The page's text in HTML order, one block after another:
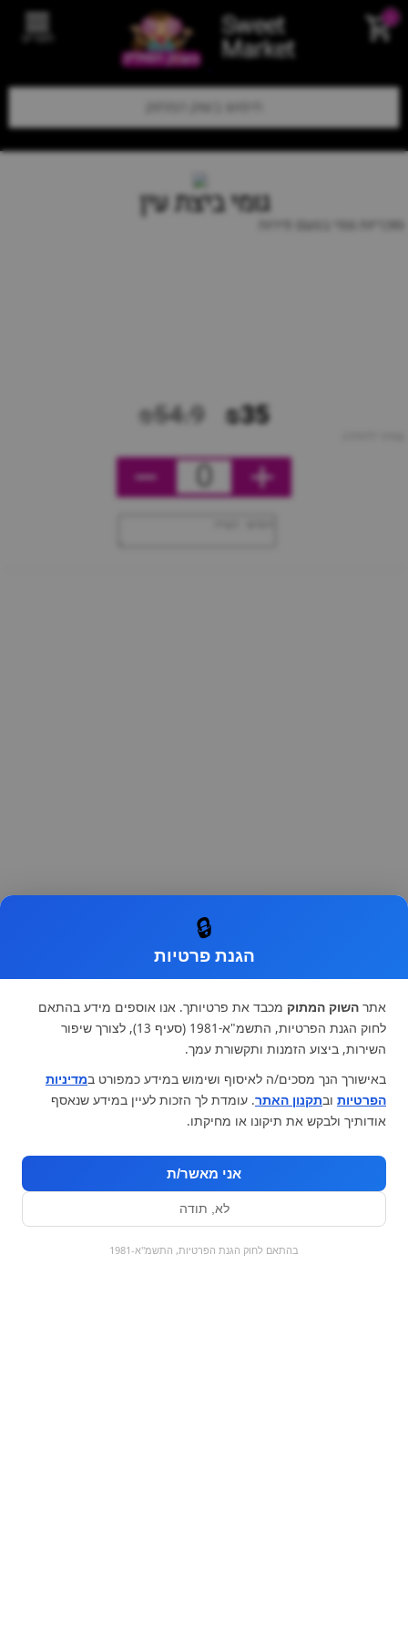
Sweet
Market תפריט
כל המוצרים
0
הקניות שלי מבצעים
גומי ביצת עין
סוכריות גומי בטעם פירות
₪35
₪54.9
0
🔒
הגנת פרטיות
אתר השוק המתוק מכבד את פרטיותך. אנו אוספים מידע בהתאם
לחוק הגנת הפרטיות, התשמ"א-1981 (סעיף 13), לצורך שיפור
השירות, ביצוע הזמנות ותקשורת עמך.
באישורך הנך מסכים/ה לאיסוף ושימוש במידע כמפורט במדיניות
הפרטיות ובתקנון האתר. עומדת לך הזכות לעיין במידע שנאסף
אודותיך ולבקש את תיקונו או מחיקתו.
אני מאשר/ת
לא, תודה
בהתאם לחוק הגנת הפרטיות, התשמ"א-1981